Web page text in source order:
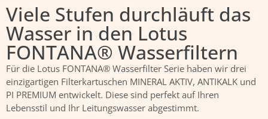
Viele Stufen durchläuft das
Wasser in den Lotus
FONTANA® Wasserfiltern
Für die Lotus FONTANA® Wasserfilter Serie haben wir drei
einzigartigen Filterkartuschen MINERAL AKTIV, ANTIKALK und
PI PREMIUM entwickelt. Diese sind perfekt auf Ihren
Lebensstil und Ihr Leitungswasser abgestimmt.